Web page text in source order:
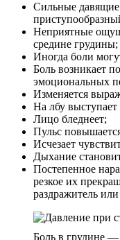
Сильные
Неприятные
средине грудины;
Иногда боли
Боль возникает
эмоциональных
Изменяется
На лбу выступает
Лицо бледнеет;
Пульс
Исчезает
Дыхание
Постепенное
резкое их
раздражитель
Боль в грудине